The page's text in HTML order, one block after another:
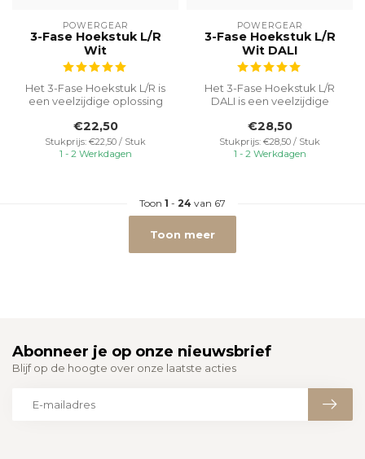
POWERGEAR
3-Fase Hoekstuk L/R
Wit
Het 3-Fase Hoekstuk L/R is
een veelzijdige oplossing
o...
€22,50
Stukprijs: €22,50 / Stuk
1 - 2 Werkdagen
POWERGEAR
3-Fase Hoekstuk L/R
Wit DALI
Het 3-Fase Hoekstuk L/R
DALI is een veelzijdige
ontwo...
€28,50
Stukprijs: €28,50 / Stuk
1 - 2 Werkdagen
Toon 1 - 24 van 67
Toon meer
Abonneer je op onze nieuwsbrief
Blijf op de hoogte over onze laatste acties